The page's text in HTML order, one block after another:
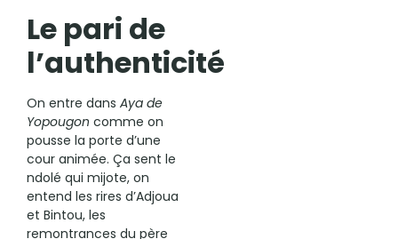
Le pari de
l’authenticité
On entre dansAya de
Yopougon comme on
pousse la porte d’une
cour animée. Ça sent le
ndolé qui mijote, on
entend les rires d’Adjoua
et Bintou, les
remontrances du père